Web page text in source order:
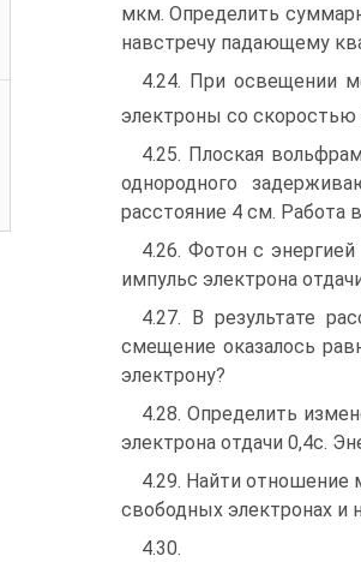
мкм. Определить
навстречу падающему
4.24. При освещении
электроны со скоростью
4.25. Плоская
однородного
расстояние 4 см. Работа
4.26. Фотон с
импульс электрона
4.27. В результате
смещение оказалось
электрону?
4.28. Определить
электрона отдачи 0,4с.
4.29. Найти отношение
свободных электронах и
4.30.